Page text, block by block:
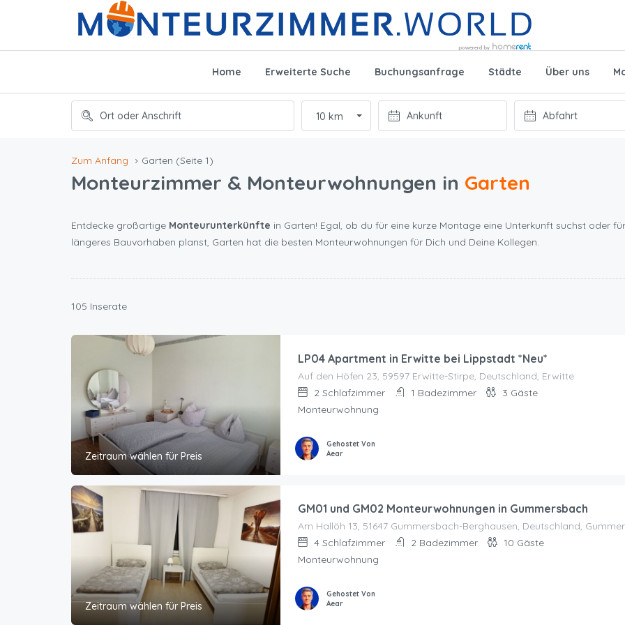
Home Erweiterte Suche Buchungsanfrage Städte Über uns
10 km
Zum Anfang Garten (Seite 1)
Monteurzimmer & Monteurwohnungen in Garten
Entdecke großartige Monteurunterkünfte in Garten! Egal, ob du für eine kurze Montage eine Unterkunft suchst oder
längeres Bauvorhaben planst, Garten hat die besten Monteurwohnungen für Dich und Deine Kollegen.
105 Inserate
Zeitraum wählen für Preis
LP04 Apartment in Erwitte bei Lippstadt *Neu*
Auf den Höfen 23, 59597 Erwitte-Stirpe, Deutschland, Erwitte
2 Schlafzimmer 1 Badezimmer 3 Gäste
Monteurwohnung
Gehostet Von
Aear
Zeitraum wählen für Preis
GM01 und GM02 Monteurwohnungen in Gummersbach
Am Hallöh 13, 51647 Gummersbach-Berghausen, Deutschland,
4 Schlafzimmer 2 Badezimmer 10 Gäste
Monteurwohnung
Gehostet Von
Aear